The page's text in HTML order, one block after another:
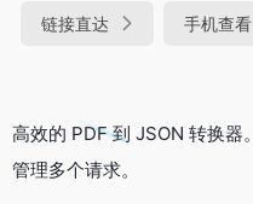
链接直达 手机查看
高效的 PDF 到 JSON 转换器。
管理多个请求。